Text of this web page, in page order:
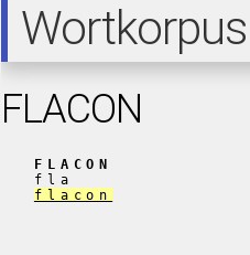
Wortkorpus
FLACON
FLACON
fla
flacon